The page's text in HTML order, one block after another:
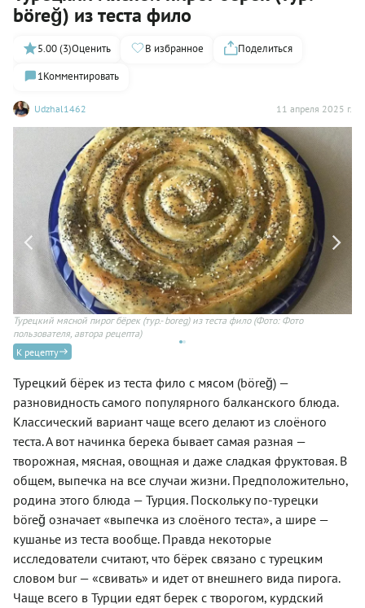
böreğ) из теста фило
Udzhal1462 11 апреля 2025 г.
5.00 (3)Оценить В избранное
Поделиться
1Комментировать
Турецкий мясной пирог бёрек (тур.- boreg) из теста фило(Фото: Фото
пользователя, автора рецепта)
К рецепту
Турецкий бёрек из теста фило с мясом (böreğ) —
разновидность самого популярного балканского блюда.
Классический вариант чаще всего делают из слоёного
теста. А вот начинка берека бывает самая разная —
творожная, мясная, овощная и даже сладкая фруктовая. В
общем, выпечка на все случаи жизни. Предположительно,
родина этого блюда — Турция. Поскольку по-турецки
böreğ означает «выпечка из слоёного теста», а шире —
кушанье из теста вообще. Правда некоторые
исследователи считают, что бёрек связано с турецким
словом bur — «свивать» и идет от внешнего вида пирога.
Чаще всего в Турции едят берек с творогом, курдский